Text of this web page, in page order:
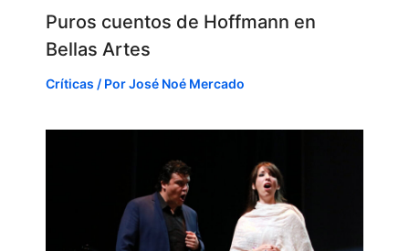
Puros cuentos de Hoffmann en
Bellas Artes
Críticas / PorJosé Noé Mercado